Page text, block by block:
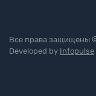
Все права защищены
Developed by Infopulse